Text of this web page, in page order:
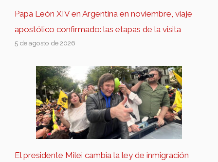
Papa León XIV en Argentina en noviembre, viaje
apostólico confirmado: las etapas de la visita
5 de agosto de 2026
El presidente Milei cambia la ley de inmigración